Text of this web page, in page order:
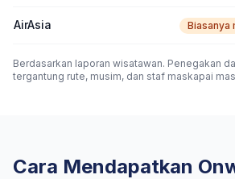
AirAsia Biasanya
Berdasarkan laporan wisatawan. Penegakan
tergantung rute, musim, dan staf maskapai
Cara Mendapatkan